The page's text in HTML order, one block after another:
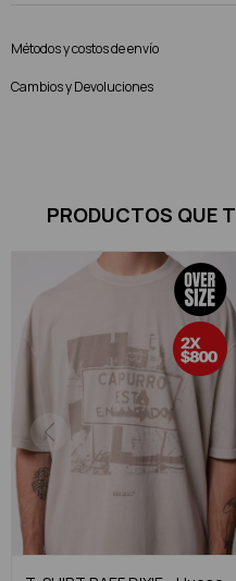
Métodos y costos de envío
Cambios y Devoluciones
PRODUCTOS QUE